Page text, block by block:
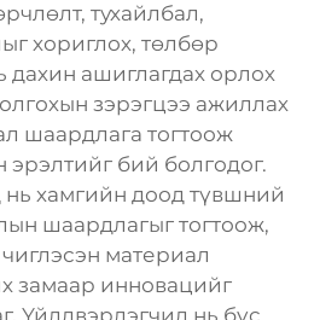
тухайлбал,
хориглох, төлбөр
ашиглагдах орлох
зэрэгцээ ажиллах
шаардлага тогтоож
эрэлтийг бий болгодог.
нь хамгийн доод түвшний
шаардлагыг тогтоож,
материал
замаар инновацийг
Үйлдвэрлэгчид нь бүс